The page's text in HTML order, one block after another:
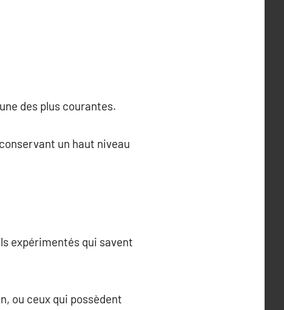
des plus courantes.
un haut niveau
expérimentés qui savent
ou ceux qui possèdent